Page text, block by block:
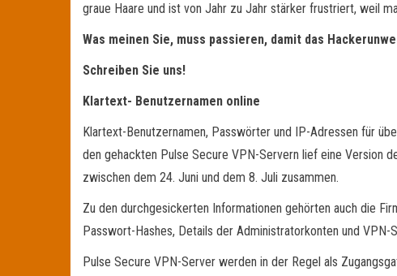
graue Haare und ist von Jahr zu Jahr stärker frustriert, weil
Was meinen Sie, muss passieren, damit das
Schreiben Sie uns!
Klartext- Benutzernamen online
Klartext-Benutzernamen, Passwörter und IP-Adressen für
den gehackten Pulse Secure VPN-Servern lief eine Version
zwischen dem 24. Juni und dem 8. Juli zusammen.
Zu den durchgesickerten Informationen gehörten auch die
Passwort-Hashes, Details der Administratorkonten und VPN-
Pulse Secure VPN-Server werden in der Regel als